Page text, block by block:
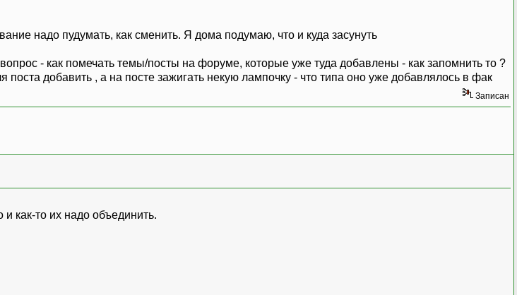
надо пудумать, как сменить. Я дома подумаю, что и куда засунуть
- как помечать темы/посты на форуме, которые уже туда добавлены - как запомнить то ?
поста добавить , а на посте зажигать некую лампочку - что типа оно уже добавлялось в фак
Записан
как-то их надо объединить.